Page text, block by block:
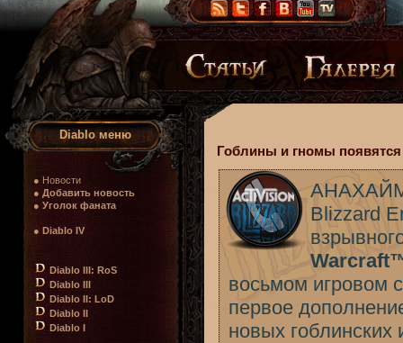
Diablo меню
● Новости
● Добавить новость
● Уголок фаната
● Diablo IV
Diablo III: RoS
Diablo III
Diablo II: LoD
Diablo II
Diablo I
Гоблины и гномы появятся
Blizzard
восьмом игровом
первое
новых гоблинских